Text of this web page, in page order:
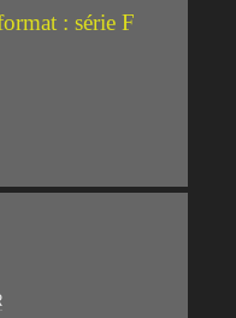
: série F